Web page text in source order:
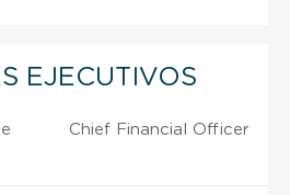
EJECUTIVOS
Chief Financial Officer